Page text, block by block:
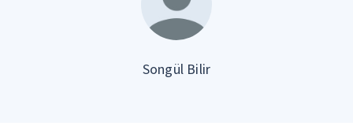
Songül Bilir